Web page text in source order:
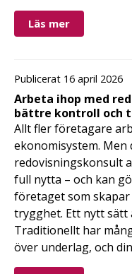
Läs mer
Publicerat 16 april 2026
Arbeta ihop med
bättre kontroll och
Allt fler företagare
ekonomisystem.
redovisningskonsult
full nytta – och kan
företaget som
trygghet. Ett nytt
Traditionellt har
över underlag, och